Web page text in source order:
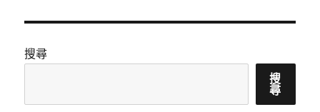
搜尋
搜
尋